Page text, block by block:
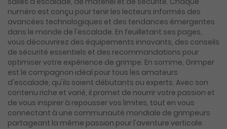
numéro est conçu pour tenir les lecteurs informés des
avancées technologiques et des tendances émergentes
dans le monde de l'escalade. En feuilletant ses pages,
vous découvrirez des équipements innovants, des conseils
de sécurité essentiels et des recommandations pour
optimiser votre expérience de grimpe. En somme, Grimper
est le compagnon idéal pour tous les amateurs
d'escalade, qu'ils soient débutants ou experts. Avec son
contenu riche et varié, il promet de nourrir votre passion et
de vous inspirer à repousser vos limites, tout en vous
connectant à une communauté mondiale de grimpeurs
partageant la même passion pour l'aventure verticale.